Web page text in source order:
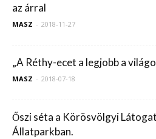
az árral
MASZ - 2018-11-27
„A Réthy-ecet a legjobb a
MASZ - 2018-07-18
Őszi séta a Körösvölgyi
Állatparkban.